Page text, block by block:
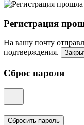
Регистрация
На вашу почту
подтверждения.
Сброс пароля
Сбросить пароль